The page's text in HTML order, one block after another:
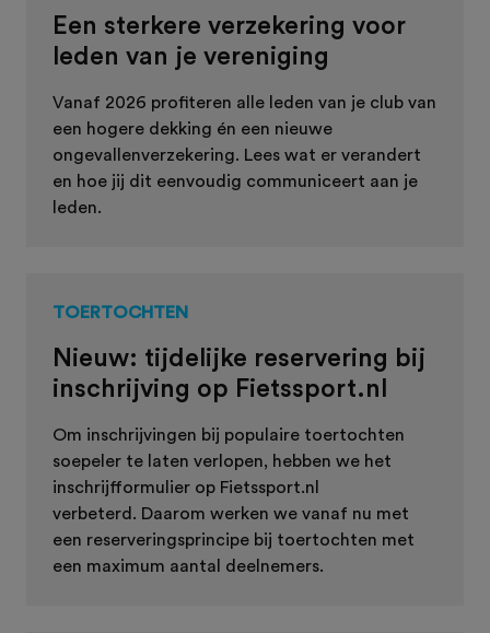
Een sterkere verzekering voor
leden van je vereniging
Vanaf 2026 profiteren alle leden van je club van
een hogere dekking én een nieuwe
ongevallenverzekering. Lees wat er verandert
en hoe jij dit eenvoudig communiceert aan je
leden.
TOERTOCHTEN
Nieuw: tijdelijke reservering bij
inschrijving op Fietssport.nl
Om inschrijvingen bij populaire toertochten
soepeler te laten verlopen, hebben we het
inschrijfformulier op Fietssport.nl
verbeterd. Daarom werken we vanaf nu met
een reserveringsprincipe bij toertochten met
een maximum aantal deelnemers.